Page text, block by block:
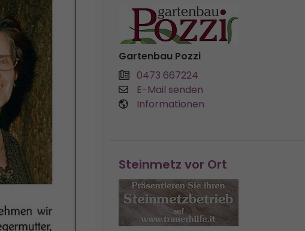
Gartenbau Pozzi
0473 667224
E-Mail senden
Informationen
Steinmetz vor Ort